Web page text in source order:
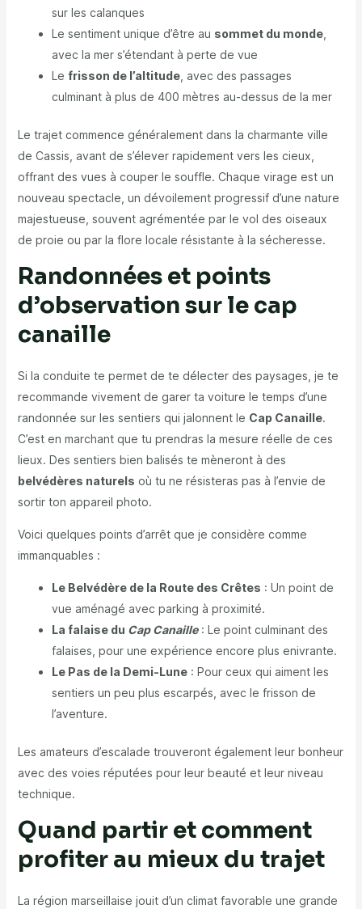
sur les calanques
Le sentiment unique d’être au sommet du monde,
avec la mer s’étendant à perte de vue
Le frisson de l’altitude, avec des passages
culminant à plus de 400 mètres au-dessus de la mer
Le trajet commence généralement dans la charmante ville
de Cassis, avant de s’élever rapidement vers les cieux,
offrant des vues à couper le souffle. Chaque virage est un
nouveau spectacle, un dévoilement progressif d’une nature
majestueuse, souvent agrémentée par le vol des oiseaux
de proie ou par la flore locale résistante à la sécheresse.
Randonnées et points
d’observation sur le cap
canaille
Si la conduite te permet de te délecter des paysages, je te
recommande vivement de garer ta voiture le temps d’une
randonnée sur les sentiers qui jalonnent le Cap Canaille.
C’est en marchant que tu prendras la mesure réelle de ces
lieux. Des sentiers bien balisés te mèneront à des
belvédères naturels où tu ne résisteras pas à l’envie de
sortir ton appareil photo.
Voici quelques points d’arrêt que je considère comme
immanquables :
Le Belvédère de la Route des Crêtes : Un point de
vue aménagé avec parking à proximité.
La falaise du Cap Canaille: Le point culminant des
falaises, pour une expérience encore plus enivrante.
Le Pas de la Demi-Lune: Pour ceux qui aiment les
sentiers un peu plus escarpés, avec le frisson de
l’aventure.
Les amateurs d’escalade trouveront également leur bonheur
avec des voies réputées pour leur beauté et leur niveau
technique.
Quand partir et comment
profiter au mieux du trajet
La région marseillaise jouit d’un climat favorable une grande